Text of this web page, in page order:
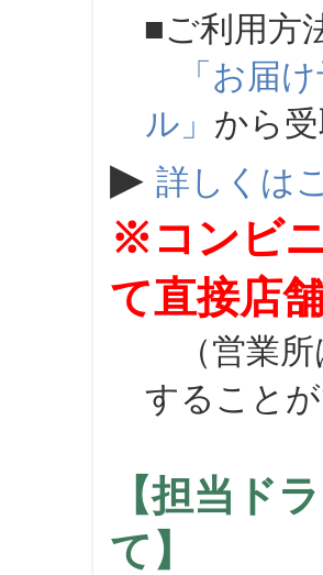
■ご利用方
「お届
ル」 から
▶ 詳しくは
※コンビ
て直接店
（営業所
すること
【担当ド
て】